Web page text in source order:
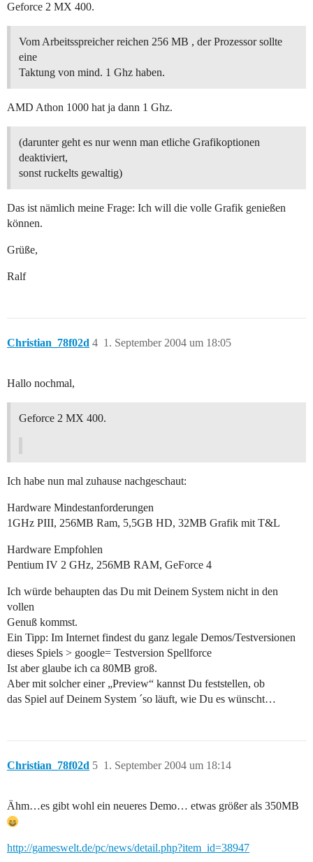
Geforce 2 MX 400.
Vom Arbeitsspreicher reichen 256 MB , der Prozessor sollte
eine
Taktung von mind. 1 Ghz haben.
AMD Athon 1000 hat ja dann 1 Ghz.
(darunter geht es nur wenn man etliche Grafikoptionen
deaktiviert,
sonst ruckelts gewaltig)
Das ist nämlich meine Frage: Ich will die volle Grafik genießen
können.
Grüße,
Ralf
Christian_78f02d 1. September 2004 um 18:05
4
Hallo nochmal,
Geforce 2 MX 400.
Ich habe nun mal zuhause nachgeschaut:
Hardware Mindestanforderungen
1GHz PIII, 256MB Ram, 5,5GB HD, 32MB Grafik mit T&L
Hardware Empfohlen
Pentium IV 2 GHz, 256MB RAM, GeForce 4
Ich würde behaupten das Du mit Deinem System nicht in den
vollen
Genuß kommst.
Ein Tipp: Im Internet findest du ganz legale Demos/Testversionen
dieses Spiels > google= Testversion Spellforce
Ist aber glaube ich ca 80MB groß.
Aber mit solcher einer „Preview“ kannst Du feststellen, ob
das Spiel auf Deinem System ´so läuft, wie Du es wünscht…
Christian_78f02d 1. September 2004 um 18:14
5
Ähm…es gibt wohl ein neueres Demo… etwas größer als 350MB
http://gameswelt.de/pc/news/detail.php?item_id=38947